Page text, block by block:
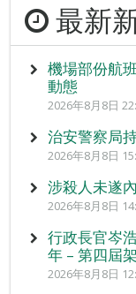
最新
機場部份航
動態
2026年8月8日
治安警察局
2026年8月8日
涉殺人未遂
2026年8月8日
行政長官岑
年 – 第四屆
2026年8月8日